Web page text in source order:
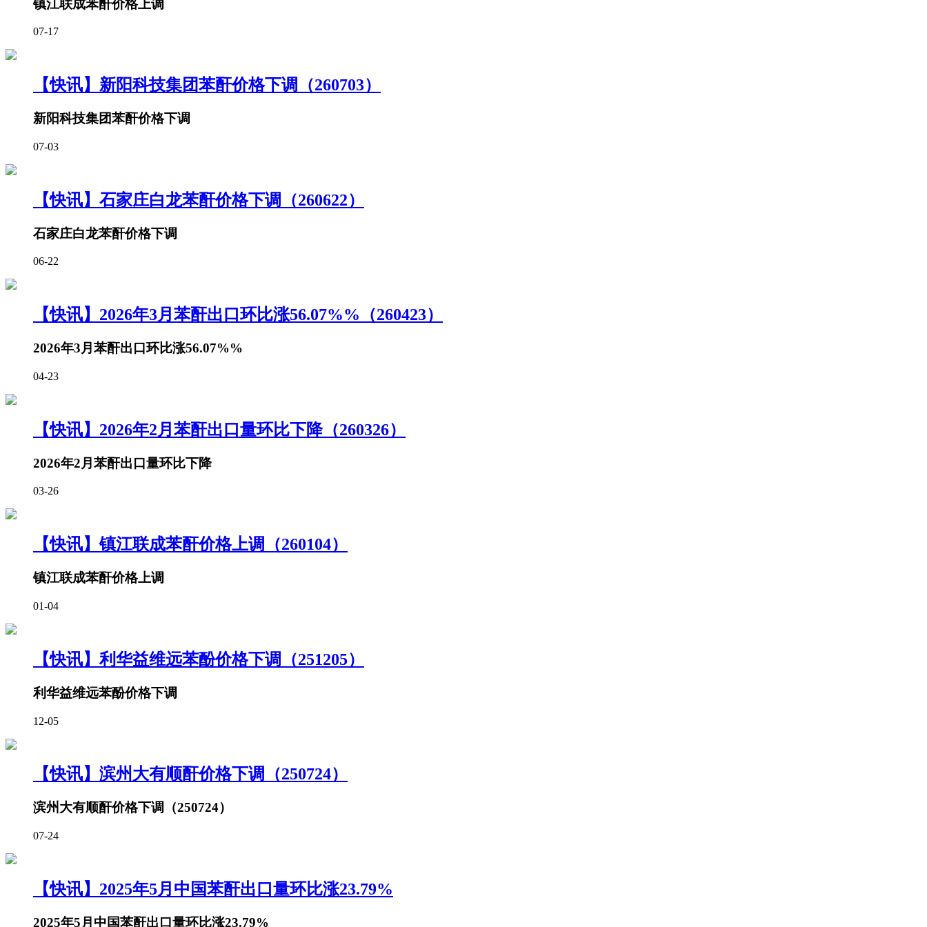
镇江联成苯酐价格上调
07-17
【快讯】新阳科技集团苯酐价格下调（260703）
新阳科技集团苯酐价格下调
07-03
【快讯】石家庄白龙苯酐价格下调（260622）
石家庄白龙苯酐价格下调
06-22
【快讯】2026年3月苯酐出口环比涨56.07%%（260423）
2026年3月苯酐出口环比涨56.07%%
04-23
【快讯】2026年2月苯酐出口量环比下降（260326）
2026年2月苯酐出口量环比下降
03-26
【快讯】镇江联成苯酐价格上调（260104）
镇江联成苯酐价格上调
01-04
【快讯】利华益维远苯酚价格下调（251205）
利华益维远苯酚价格下调
12-05
【快讯】滨州大有顺酐价格下调（250724）
滨州大有顺酐价格下调（250724）
07-24
【快讯】2025年5月中国苯酐出口量环比涨23.79%
2025年5月中国苯酐出口量环比涨23.79%